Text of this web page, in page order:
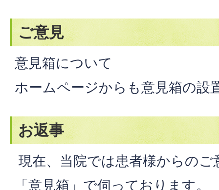
ご意見
意見箱について
ホームページからも意見箱の設
お返事
現在、当院では患者様からのご
「意見箱」で伺っております。